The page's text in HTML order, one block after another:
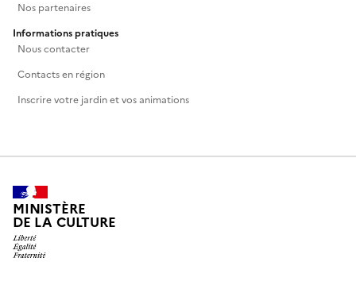
Nos partenaires
Informations pratiques
Nous contacter
Contacts en région
Inscrire votre jardin et vos animations
MINISTÈRE
DE LA CULTURE